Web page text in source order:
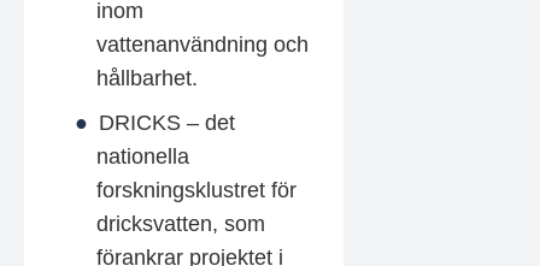
inom
vattenanvändning och
hållbarhet.
DRICKS – det
nationella
forskningsklustret för
dricksvatten, som
förankrar projektet i